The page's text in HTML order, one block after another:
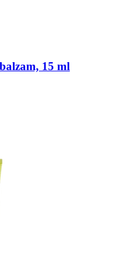
15 ml